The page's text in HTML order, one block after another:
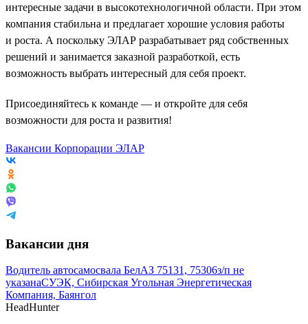
интересные задачи в высокотехнологичной области. При этом
компания стабильна и предлагает хорошие условия работы
и роста. А поскольку ЭЛАР разрабатывает ряд собственных
решений и занимается заказной разработкой, есть
возможность выбрать интересный для себя проект.
Присоединяйтесь к команде — и откройте для себя
возможности для роста и развития!
Вакансии Корпорации ЭЛАР
Вакансии дня
Водитель автосамосвала БелАЗ 75131, 75306з/п не
указанаСУЭК, Сибирская Угольная Энергетическая
Компания, Баянгол
HeadHunter